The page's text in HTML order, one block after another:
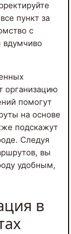
пункт за
с
вдумчиво
организацию
помогут
на основе
подскажут
Следуя
вы
удобным,
в